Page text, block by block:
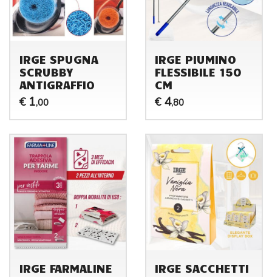
IRGE SPUGNA
SCRUBBY
ANTIGRAFFIO
€ 1,00
IRGE PIUMINO
FLESSIBILE 150
CM
€ 4,80
IRGE FARMALINE
IRGE SACCHETTI